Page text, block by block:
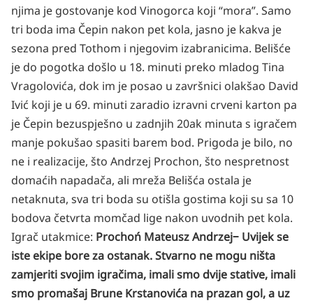
njima je gostovanje kod Vinogorca koji “mora”. Samo
tri boda ima Čepin nakon pet kola, jasno je kakva je
sezona pred Tothom i njegovim izabranicima. Belišće
je do pogotka došlo u 18. minuti preko mladog Tina
Vragolovića, dok im je posao u završnici olakšao David
Ivić koji je u 69. minuti zaradio izravni crveni karton pa
je Čepin bezuspješno u zadnjih 20ak minuta s igračem
manje pokušao spasiti barem bod. Prigoda je bilo, no
ne i realizacije, što Andrzej Prochon, što nespretnost
domaćih napadača, ali mreža Belišća ostala je
netaknuta, sva tri boda su otišla gostima koji su sa 10
bodova četvrta momčad lige nakon uvodnih pet kola.
Igrač utakmice: Prochoń Mateusz Andrzej‒ Uvijek se
iste ekipe bore za ostanak. Stvarno ne mogu ništa
zamjeriti svojim igračima, imali smo dvije stative, imali
smo promašaj Brune Krstanovića na prazan gol, a uz